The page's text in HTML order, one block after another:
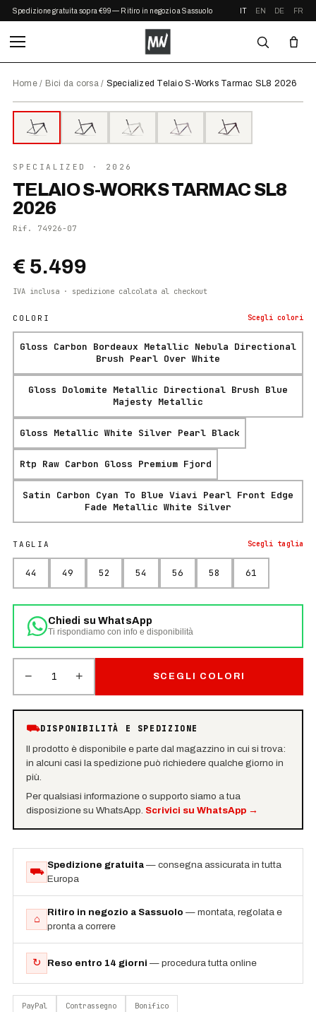
Spedizione gratuita sopra €99 — Ritiro in negozio a Sassuolo IT EN DE FR
Home/ Bici da corsa/ Specialized Telaio S-Works Tarmac SL8 2026
2026
⤢ ZOOM
SPECIALIZED · 2026
TELAIO S-WORKS TARMAC SL8
2026
Rif. 74926-07
€ 5.499
IVA inclusa · spedizione calcolata al checkout
COLORI Scegli colori
Gloss Carbon Bordeaux Metallic Nebula Directional
Brush Pearl Over White
Gloss Dolomite Metallic Directional Brush Blue
Majesty Metallic
Gloss Metallic White Silver Pearl Black
Rtp Raw Carbon Gloss Premium Fjord
Satin Carbon Cyan To Blue Viavi Pearl Front Edge
Fade Metallic White Silver
TAGLIA Scegli taglia
44 49 52 54 56 58 61
Chiedi su WhatsApp
Ti rispondiamo con info e disponibilità
− 1 + SCEGLI COLORI
⛟DISPONIBILITÀ E SPEDIZIONE
Il prodotto è disponibile e parte dal magazzino in cui si trova:
in alcuni casi la spedizione può richiedere qualche giorno in
più.
Per qualsiasi informazione o supporto siamo a tua
disposizione su WhatsApp. Scrivici su WhatsApp→
⛟
Spedizione gratuita — consegna assicurata in tutta
Europa
⌂
Ritiro in negozio a Sassuolo — montata, regolata e
pronta a correre
↻ Reso entro 14 giorni — procedura tutta online
PayPal Contrassegno Bonifico